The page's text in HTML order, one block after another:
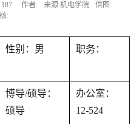
作者: 来源:机电学院
供图:
:
性别：男 职务：
博导/硕导：
硕导
办公室：
12-524